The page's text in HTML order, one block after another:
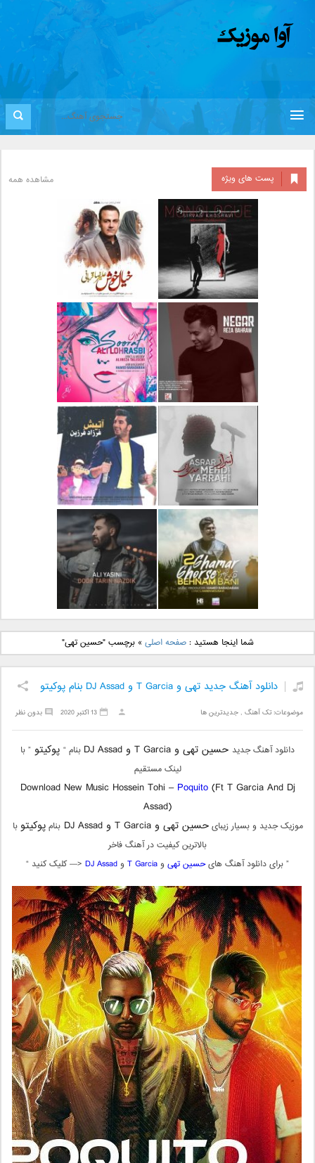
پست های ویژه مشاهده همه
دانلود آلبوم جدید سیروان
خسروی بنام مونولوگ
دانلود آهنگ جدید علیرضا
قربانی بنام خیال خوش
دانلود آهنگ جدید رضا
بهرام بنام نگار
دانلود آهنگ جدید علی
لهراسبی بنام صورت
دانلود آهنگ جدید مهدی
یراحی بنام اسرار
دانلود آهنگ جدید فرزاد
فرزین بنام آتیش
دانلود آهنگ جدید بهنام
بانی بنام قرص قمر 2
دانلود آهنگ جدید علی
یاسینی بنام دورترین نزدیک
شما اینجا هستید :صفحه اصلی »برچسب "حسین تهی"
دانلود آهنگ جدید تهی و T Garcia و DJ Assad بنام پوکیتو
موضوعات:تک آهنگ ,جدیدترین ها بدون نظر 13 اکتبر 2020
دانلود آهنگ جدید حسین تهی و T Garcia و DJ Assad بنام “ پوکیتو ” با
لینک مستقیم
Download New Music Hossein Tohi – Poquito(Ft T Garcia And Dj
Assad)
موزیک جدید و بسیار زیبایحسین تهی و T Garcia و DJ Assad بنام پوکیتوبا
بالاترین کیفیت در آهنگ فاخر
” برای دانلود آهنگ هایحسین تهی وT Garcia وDJ Assad <— کلیک کنید “